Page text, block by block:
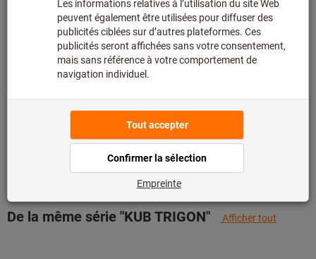
Ajouter à la liste de favoris Partager l’article
Détails du produit
Description
De la même série "KUB TRIGON" Afficher tout